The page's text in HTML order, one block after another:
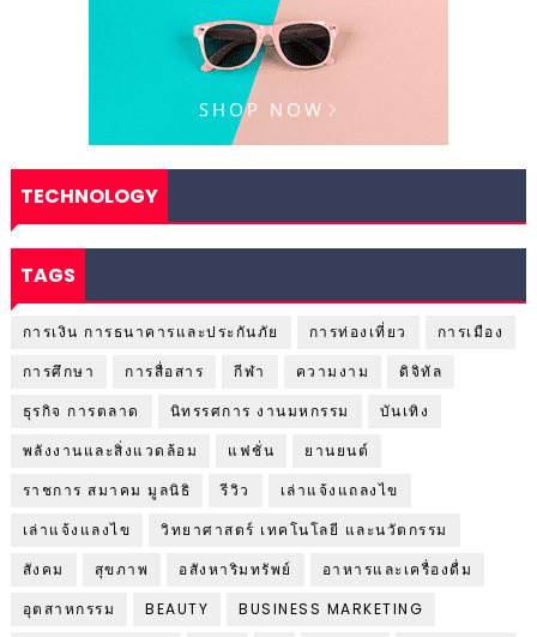
TECHNOLOGY
TAGS
การเงิน การธนาคารและประกันภัย การท่องเที่ยว
การเมือง
การศึกษา
การสื่อสาร กีฬา ความงาม
ดิจิทัล
ธุรกิจ การตลาด
นิทรรศการ งานมหกรรม
บันเทิง
พลังงานและสิ่งแวดล้อม
แฟชั่น
ยานยนต์
ราชการ สมาคม มูลนิธิ
รีวิว
เล่าแจ้งแถลงไข
เล่าแจ้งแลงไข
วิทยาศาสตร์ เทคโนโลยี และนวัตกรรม
สังคม
สุขภาพ อสังหาริมทรัพย์
อาหารและเครื่องดื่ม
อุตสาหกรรม
BEAUTY
BUSINESS MARKETING